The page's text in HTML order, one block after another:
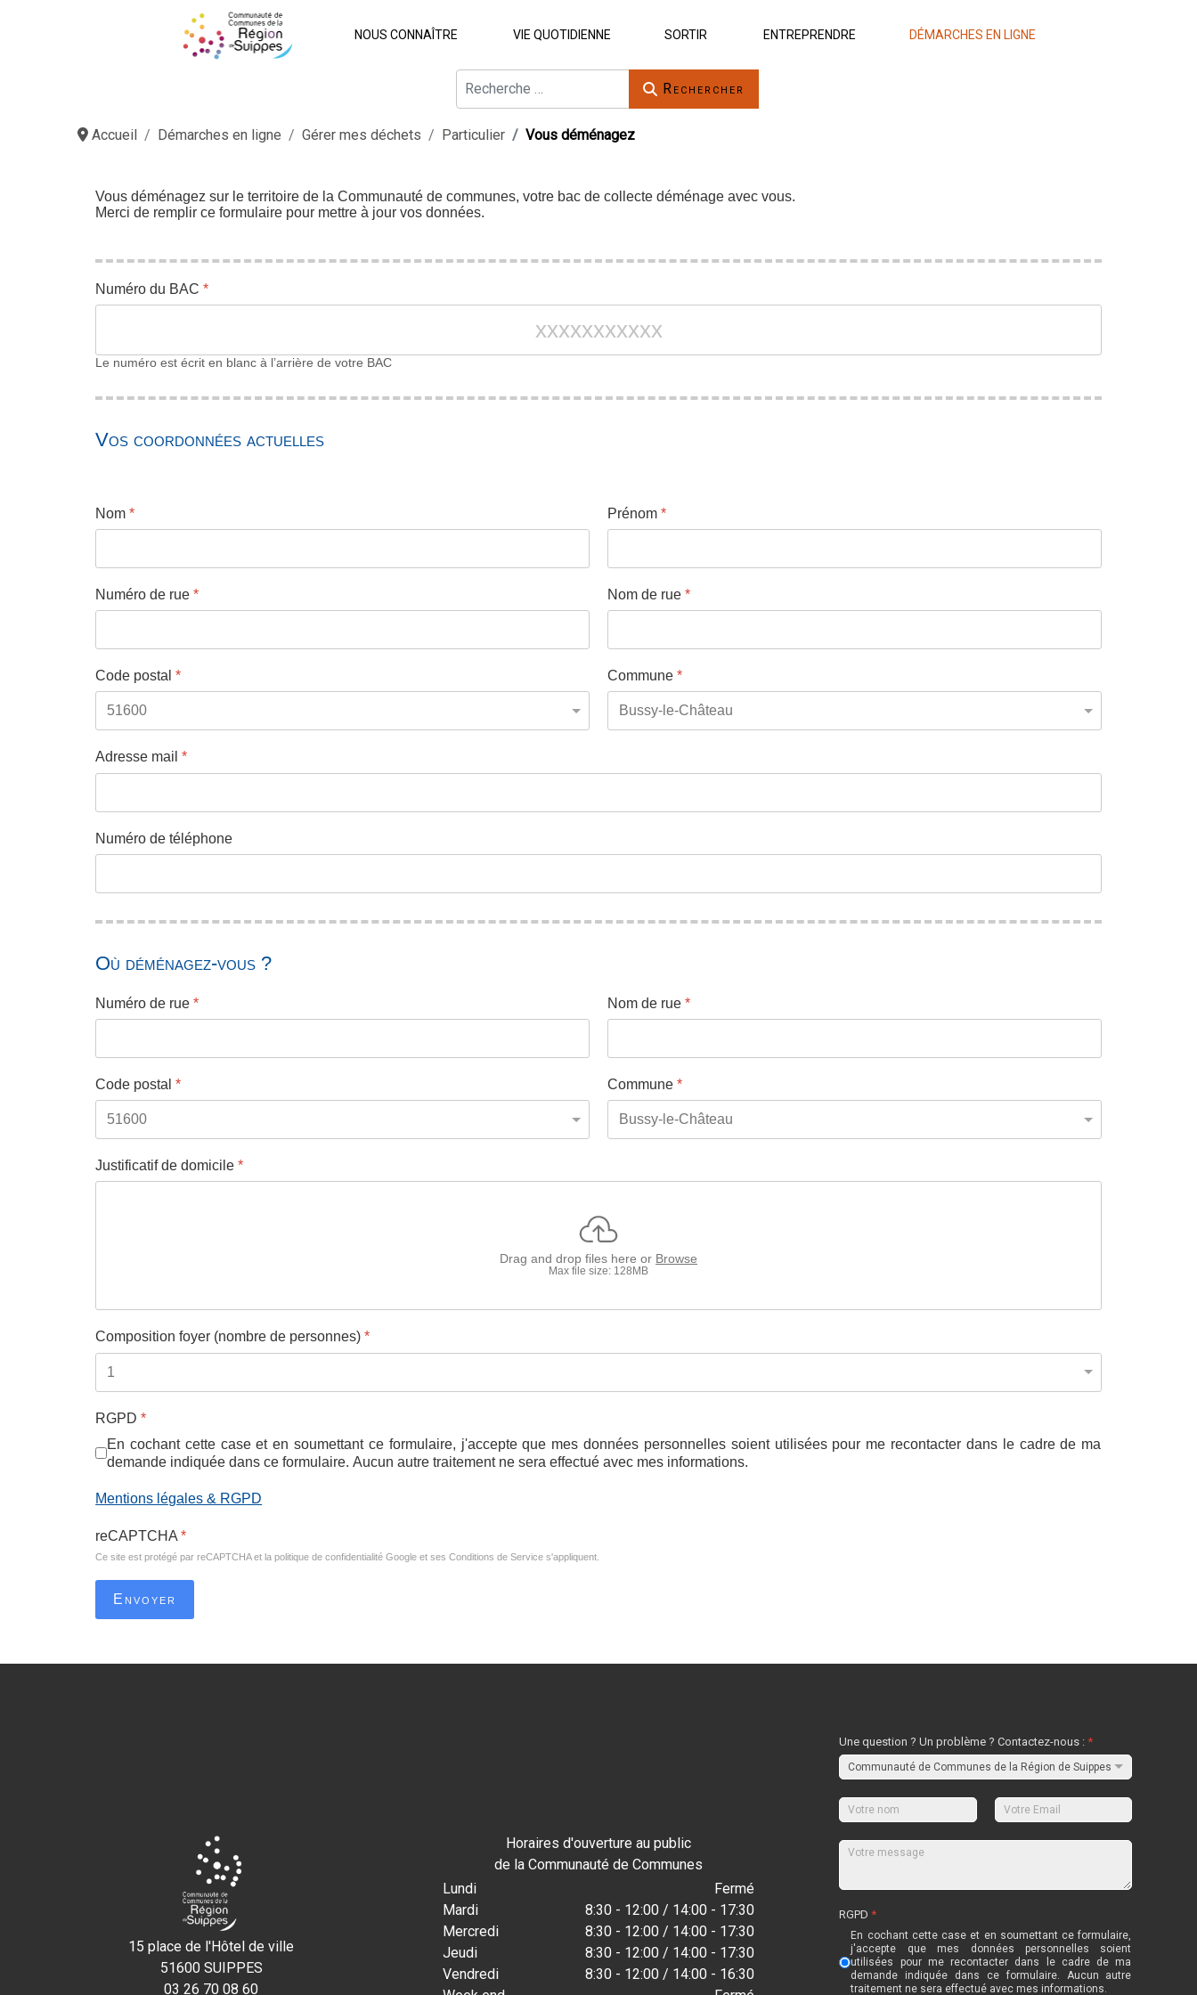
NOUS CONNAÎTRE VIE QUOTIDIENNE SORTIR ENTREPRENDRE DÉMARCHES EN LIGNE
Rechercher
Accueil Démarches en ligne Gérer mes déchets Particulier Vous déménagez
Vous déménagez sur le territoire de la Communauté de communes, votre bac de collecte déménage avec vous.
Merci de remplir ce formulaire pour mettre à jour vos données.
Numéro du BAC*
Le numéro est écrit en blanc à l’arrière de votre BAC
Vos coordonnées actuelles
Nom* Prénom *
Numéro de rue* Nom de rue *
Code postal* Commune *
Adresse mail*
Numéro de téléphone
Où déménagez-vous ?
Numéro de rue* Nom de rue *
Code postal* Commune *
Justificatif de domicile*
Drag and drop files here or Browse
Max file size: 128MB
Composition foyer (nombre de personnes)*
RGPD*
En cochant cette case et en soumettant ce formulaire, j'accepte que mes données personnelles soient utilisées pour me recontacter dans le cadre de ma
demande indiquée dans ce formulaire. Aucun autre traitement ne sera effectué avec mes informations.
Mentions légales & RGPD
reCAPTCHA*
Ce site est protégé par reCAPTCHA et la politique de confidentialitéGoogle etses Conditions de Service s'appliquent.
Envoyer
15 place de l'Hôtel de ville
51600 SUIPPES
03 26 70 08 60
Horaires d'ouverture au public
de la Communauté de Communes
Lundi
Fermé
Mardi
8:30 - 12:00 / 14:00 - 17:30
Mercredi
8:30 - 12:00 / 14:00 - 17:30
Jeudi
8:30 - 12:00 / 14:00 - 17:30
Vendredi
8:30 - 12:00 / 14:00 - 16:30
Une question ? Un problème ? Contactez-nous :*
RGPD*
En cochant cette case et en soumettant ce formulaire,
j'accepte que mes données personnelles soient
utilisées pour me recontacter dans le cadre de ma
demande indiquée dans ce formulaire. Aucun autre
traitement ne sera effectué avec mes informations.